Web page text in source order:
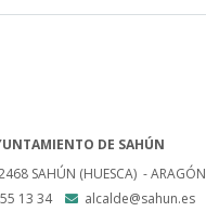
DE SAHÚN
SAHÚN (HUESCA) - ARAGÓN
13 34
alcalde@sahun.es